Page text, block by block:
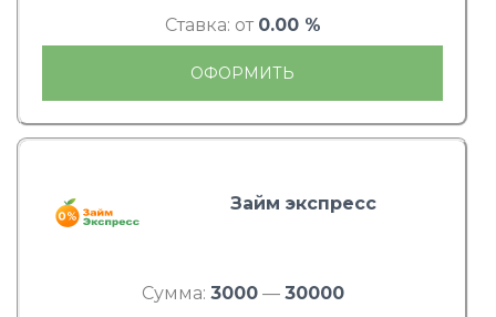
Ставка: от 0.00 %
ОФОРМИТЬ
Займ экспресс
Сумма: 3000— 30000